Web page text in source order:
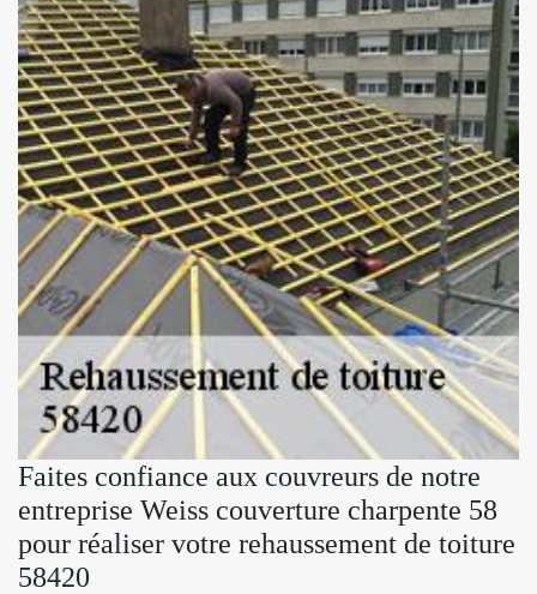
Faites confiance aux couvreurs de notre
entreprise Weiss couverture charpente 58
pour réaliser votre rehaussement de toiture
58420